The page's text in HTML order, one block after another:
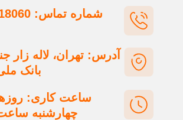
شماره تماس: 33118060 - 021
آدرس: تهران، لاله زار جنوبی،مقابل
بانک ملی پلاک 108
ساعت کاری: روزهای شنبه تا
چهارشنبه ساعت 17:30 -9